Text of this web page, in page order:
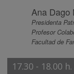
Ana Dago
Presidenta
Profesor
Facultad de
17.30 - 18.00 h.